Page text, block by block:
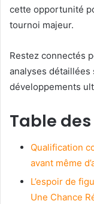
cette opportunité
tournoi majeur.
Restez connectés
analyses
développements
Table
Qualification
avant même
L’espoir de
Une Chance